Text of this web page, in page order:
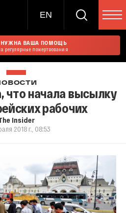
EN
НУЖНА ВАША ПОМОЩЬ
регулярные пожертвования
что начала высылку
рабочих
Insider
2018 г., 08:53